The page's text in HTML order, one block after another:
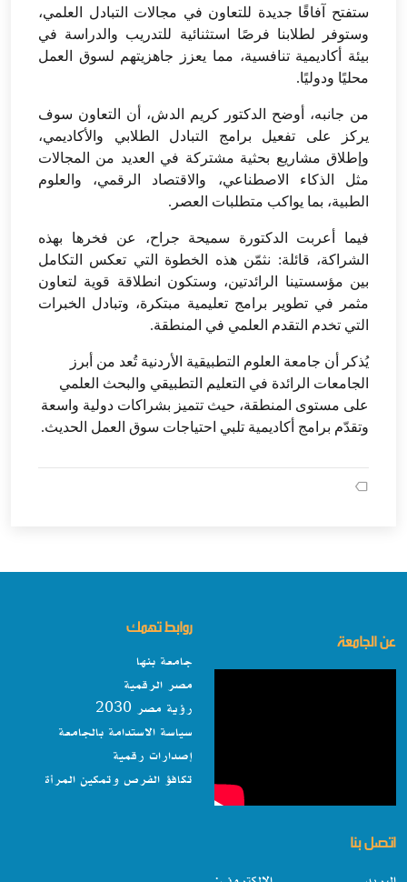
ستفتح آفاقًا جديدة للتعاون في مجالات التبادل العلمي،
وستوفر لطلابنا فرصًا استثنائية للتدريب والدراسة في
بيئة أكاديمية تنافسية، مما يعزز جاهزيتهم لسوق العمل
محليًا ودوليًا.
من جانبه، أوضح الدكتور كريم الدش، أن التعاون سوف
يركز على تفعيل برامج التبادل الطلابي والأكاديمي،
وإطلاق مشاريع بحثية مشتركة في العديد من المجالات
مثل الذكاء الاصطناعي، والاقتصاد الرقمي، والعلوم
الطبية، بما يواكب متطلبات العصر.
فيما أعربت الدكتورة سميحة جراح، عن فخرها بهذه
الشراكة، قائلة: نثمّن هذه الخطوة التي تعكس التكامل
بين مؤسستينا الرائدتين، وستكون انطلاقة قوية لتعاون
مثمر في تطوير برامج تعليمية مبتكرة، وتبادل الخبرات
التي تخدم التقدم العلمي في المنطقة.
يُذكر أن جامعة العلوم التطبيقية الأردنية تُعد من أبرز
الجامعات الرائدة في التعليم التطبيقي والبحث العلمي
على مستوى المنطقة، حيث تتميز بشراكات دولية واسعة
وتقدّم برامج أكاديمية تلبي احتياجات سوق العمل الحديث.
عن الجامعة
روابط تهمك
جامعة بنها
مصر الرقمية
رؤية مصر 2030
سياسة الاستدامة بالجامعة
إصدارات رقمية
تكافؤ الفرص وتمكين المرأة
اتصل بنا